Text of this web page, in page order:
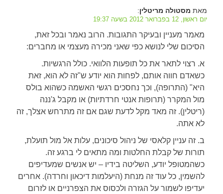
מאת מסטולה מריטלין:
יום ראשון, 12 בפברואר 2012 בשעה 19:37
מאמר מעניין ובעיקר התגובות. הרוב נאמר ובכל זאת,
הסיכום שלי לנושא כפי שאני מכירה מעצמי או מחברים:
א. רצוי לתאר את כל תופעות הלוואי. כולל הרגשיות.
כשאדם חווה אותם, לפחות הוא יודע ש"זה לא הוא, זאת
היא" (התרופה), וכך נחסכים רגשי האשמה כשהוא בולס
מול המקרר (תרופות אנטי חרדתיות) או מקבל ג'ננה
(ריטלין). זה מאד מקל לדעת שגם אם זה מתרחש אצלך, זה
לא אתה.
ב. זה עניין קלאסי של ניהול סיכונים, עלות אל מול תועלת,
תורות של קבלת החלטות ומה מתאים לי ברגע זה.
כשהמטופל יודע, השליטה בידיו – יש אנשים שמעדיפים
להשמין, כל עוד זה מנחת (היעלמות דיכאון וחרדה). אחרים
יעדיפו לשמור על הגזרה ולכסוס את הצפרניים או לזרום